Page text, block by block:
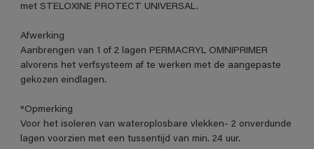
met STELOXINE PROTECT UNIVERSAL.
Afwerking
Aanbrengen van 1 of 2 lagen PERMACRYL OMNIPRIMER
alvorens het verfsysteem af te werken met de aangepaste
gekozen eindlagen.
*Opmerking
Voor het isoleren van wateroplosbare vlekken- 2 onverdunde
lagen voorzien met een tussentijd van min. 24 uur.